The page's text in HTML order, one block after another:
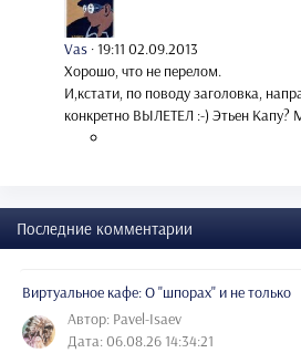
Vas ·19:11 02.09.2013
Хорошо, что не перелом.
И,кстати, по поводу заголовка,
конкретно ВЫЛЕТЕЛ :-) Этьен Капу?
Последние комментарии
Виртуальное кафе: О "шпорах" и не только
Автор: Pavel-Isaev
Дата: 06.08.26 14:34:21